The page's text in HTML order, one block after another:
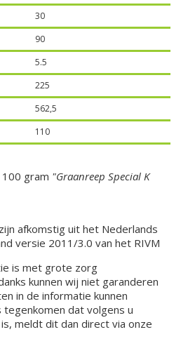
30
90
5.5
225
562,5
110
gram "Graanreep Special K
afkomstig uit het Nederlands
versie 2011/3.0 van het RIVM
is met grote zorg
kunnen wij niet garanderen
in de informatie kunnen
dat volgens u
meldt dit dan direct via onze